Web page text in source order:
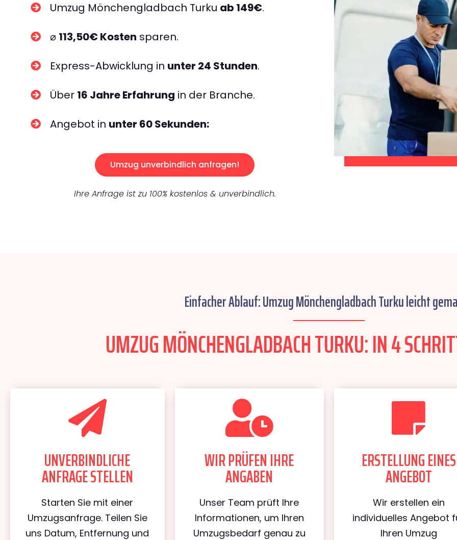
Umzug Mönchengladbach Turku ab 149€.
⌀ 113,50€ Kosten sparen.
Express-Abwicklung in unter 24 Stunden.
Über 16 Jahre Erfahrung in der Branche.
Angebot in unter 60 Sekunden:
Umzug unverbindlich anfragen!
Ihre Anfrage ist zu 100% kostenlos & unverbindlich.
Einfacher Ablauf: Umzug Mönchengladbach Turku leicht
UMZUG MÖNCHENGLADBACH TURKU: IN 4
UNVERBINDLICHE
ANFRAGE STELLEN
Starten Sie mit einer
Umzugsanfrage. Teilen Sie
uns Datum, Entfernung und
WIR PRÜFEN IHRE
ANGABEN
Unser Team prüft Ihre
Informationen, um Ihren
Umzugsbedarf genau zu
ERSTELLUNG EINES
ANGEBOT
Wir erstellen ein
individuelles Angebot
Ihren Umzug